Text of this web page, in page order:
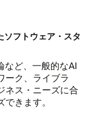
フトウェア・スタ
など、一般的なAI
ーク、ライブラ
ネス・ニーズに合
きます。